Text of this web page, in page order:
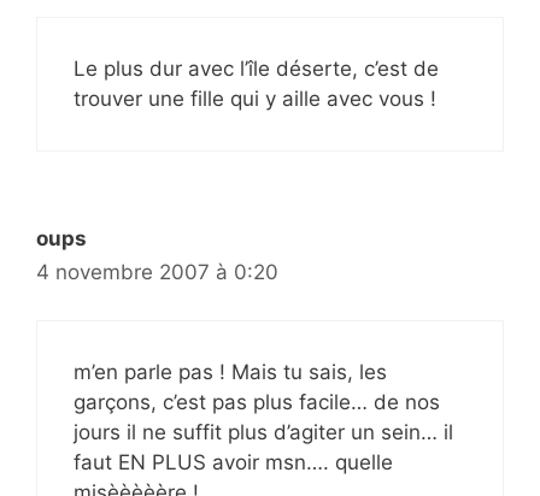
Le plus dur avec l’île déserte, c’est de
trouver une fille qui y aille avec vous !
oups
4 novembre 2007 à 0:20
m’en parle pas ! Mais tu sais, les
garçons, c’est pas plus facile… de nos
jours il ne suffit plus d’agiter un sein… il
faut EN PLUS avoir msn…. quelle